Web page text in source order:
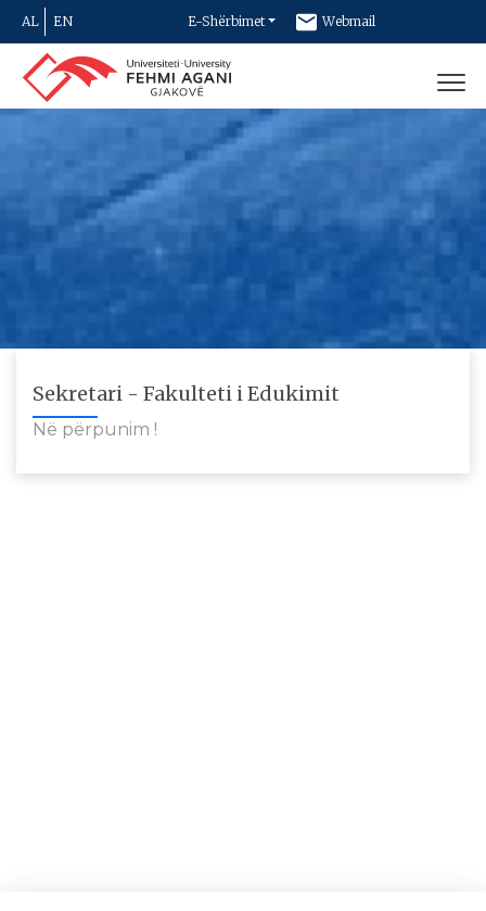
AL EN E-Shërbimet Webmail
Newsletter
Sekretari - Fakulteti i Edukimit
Në përpunim !